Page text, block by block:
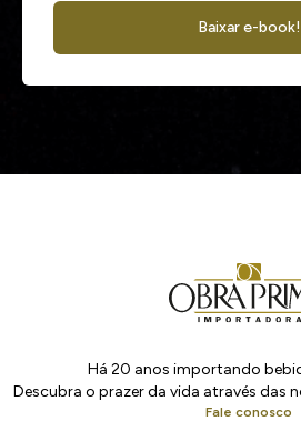
Baixar e-book!
Há 20 anos importando
Descubra o prazer da vida através das
Fale conosco